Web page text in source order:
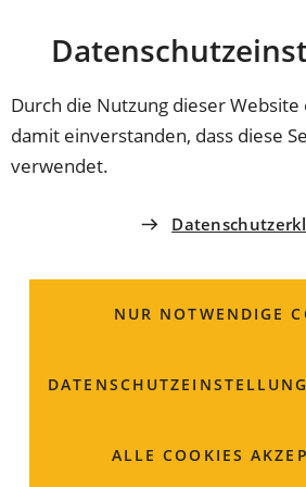
Durch die Nutzung dieser Website
damit einverstanden, dass diese
verwendet.
NUR NOTWENDIGE
ALLE COOKIES
INHALT ANSPRINGEN
Coburg
PRÄVENTIONSBÖRSE
Jugend Coburg
96450 Coburg
09561 8532814